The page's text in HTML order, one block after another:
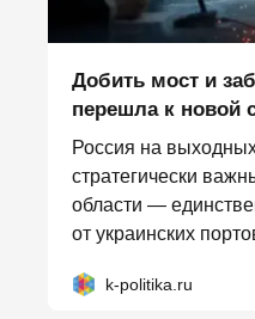
Добить мост и
перешла к новой
Россия на
стратегически
области —
от украинских
k-politika.ru